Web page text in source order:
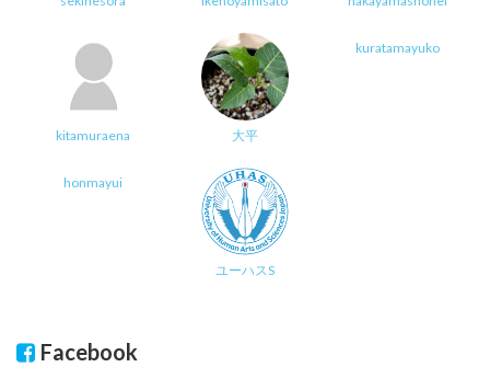
kitamuraena 大平
kuratamayuko
honmayui
ユーハスS
Facebook